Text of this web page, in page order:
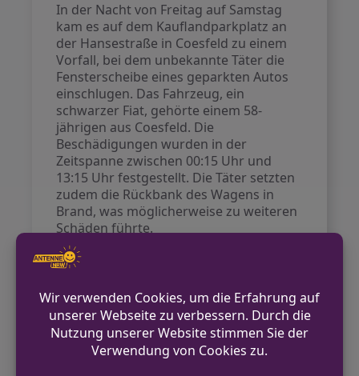
In der Nacht von Freitag auf Samstag
kam es auf dem Kauflandparkplatz an
der Hansestraße in Coesfeld zu einem
Vorfall, bei dem unbekannte Täter die
Fensterscheibe eines geparkten Autos
einschlugen. Das Fahrzeug, ein
schwarzer Fiat, gehörte einem 58-
jährigen aus Coesfeld. Die
Beschädigungen wurden in der
Zeitspanne zwischen 00:15 Uhr und
13:15 Uhr festgestellt. Die Täter setzten
zudem die Rückbank des Wagens in
Brand, was möglicherweise zu weiteren
Schäden führte.
Allgemeine Kontaktmöglichkeiten
finden sich auf der offiziellen Webseite
der Polizei Coesfeldcoesfeld.polizei.nrw .
VORHERIGER BEITRAG